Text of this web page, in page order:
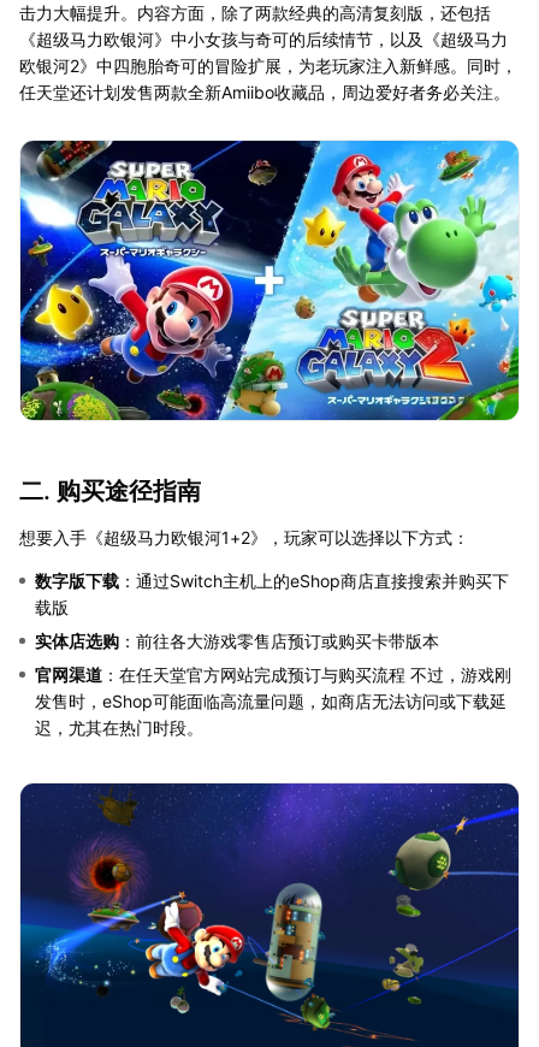
击力大幅提升。内容方面，除了两款经典的高清复刻版，还包括
《超级马力欧银河》中小女孩与奇可的后续情节，以及《超级马力
欧银河2》中四胞胎奇可的冒险扩展，为老玩家注入新鲜感。同时，
任天堂还计划发售两款全新Amiibo收藏品，周边爱好者务必关注。
二. 购买途径指南
想要入手《超级马力欧银河1+2》，玩家可以选择以下方式：
数字版下载 ：通过Switch主机上的eShop商店直接搜索并购买下
载版
实体店选购 ：前往各大游戏零售店预订或购买卡带版本
官网渠道 ：在任天堂官方网站完成预订与购买流程 不过，游戏刚
发售时，eShop可能面临高流量问题，如商店无法访问或下载延
迟，尤其在热门时段。